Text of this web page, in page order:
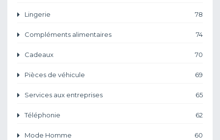
Lingerie 78
Compléments alimentaires 74
Cadeaux 70
Pièces de véhicule 69
Services aux entreprises 65
Téléphonie 62
Mode Homme 60